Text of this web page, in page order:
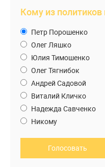
Кому из
Петр Порошенко
Олег Ляшко
Юлия Тимошенко
Олег Тягнибок
Андрей Садовой
Виталий Кличко
Надежда Савченко
Никому
Голосовать